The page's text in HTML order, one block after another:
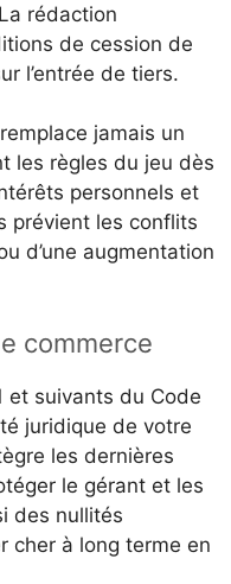
rédaction
de cession de
l’entrée de tiers.
jamais un
les règles du jeu dès
personnels et
prévient les conflits
d’une augmentation
commerce
et suivants du Code
juridique de votre
les dernières
le gérant et les
des nullités
cher à long terme en